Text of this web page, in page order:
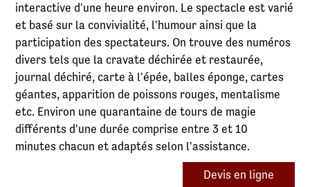
interactive d'une heure environ. Le spectacle est varié
et basé sur la convivialité, l'humour ainsi que la
participation des spectateurs. On trouve des numéros
divers tels que la cravate déchirée et restaurée,
journal déchiré, carte à l'épée, balles éponge, cartes
géantes, apparition de poissons rouges, mentalisme
etc. Environ une quarantaine de tours de magie
différents d'une durée comprise entre 3 et 10
minutes chacun et adaptés selon l'assistance.
Devis en ligne